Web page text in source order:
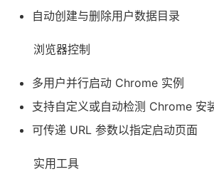
自动创建与删除用户数据目录
浏览器控制
多用户并行启动 Chrome 实例
支持自定义或自动检测 Chrome 安
可传递 URL 参数以指定启动页面
实用工具